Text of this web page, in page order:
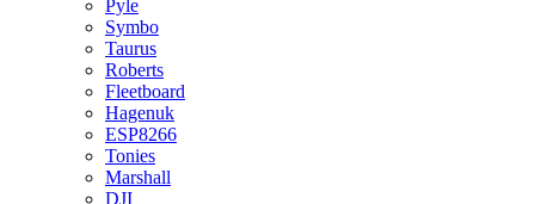
Pyle
Symbo
Taurus
Roberts
Fleetboard
Hagenuk
ESP8266
Tonies
Marshall
DJI